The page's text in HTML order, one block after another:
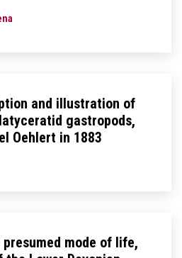
and illustration of
gastropods,
Oehlert in 1883
mode of life,